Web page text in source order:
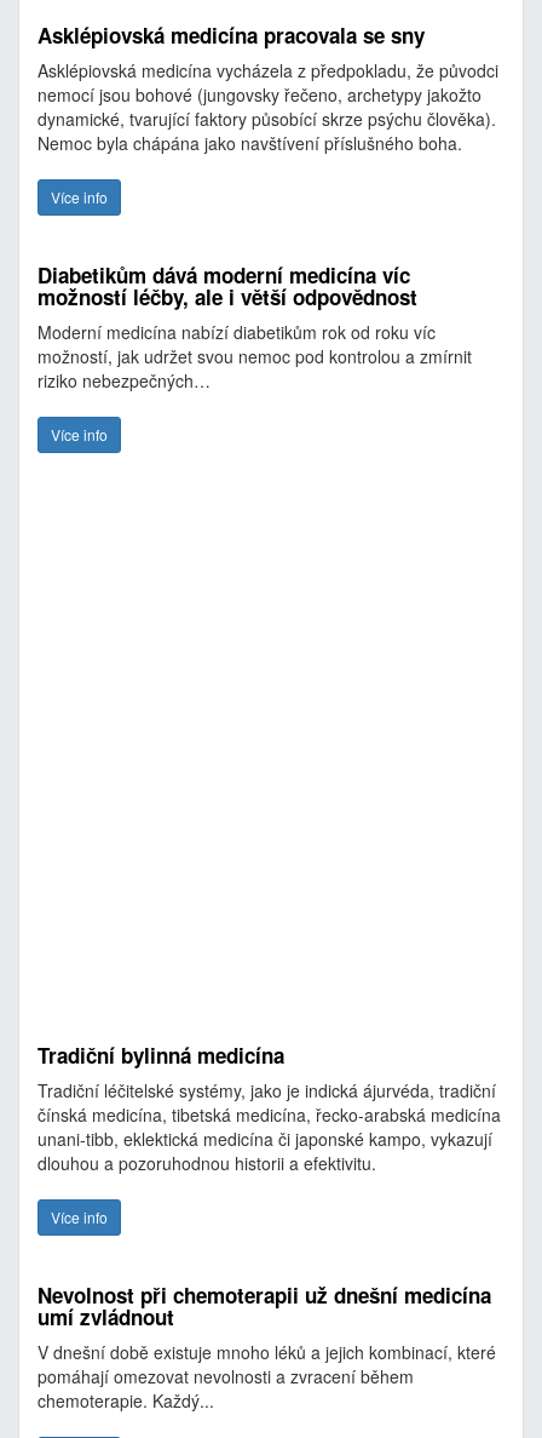
Asklépiovská medicína pracovala se sny
Asklépiovská medicína vycházela z předpokladu, že původci
nemocí jsou bohové (jungovsky řečeno, archetypy jakožto
dynamické, tvarující faktory působící skrze psýchu člověka).
Nemoc byla chápána jako navštívení příslušného boha.
Více info
Diabetikům dává moderní medicína víc
možností léčby, ale i větší odpovědnost
Moderní medicína nabízí diabetikům rok od roku víc
možností, jak udržet svou nemoc pod kontrolou a zmírnit
riziko nebezpečných…
Více info
Tradiční bylinná medicína
Tradiční léčitelské systémy, jako je indická ájurvéda, tradiční
čínská medicína, tibetská medicína, řecko-arabská medicína
unani-tibb, eklektická medicína či japonské kampo, vykazují
dlouhou a pozoruhodnou historii a efektivitu.
Více info
Nevolnost při chemoterapii už dnešní medicína
umí zvládnout
V dnešní době existuje mnoho léků a jejich kombinací, které
pomáhají omezovat nevolnosti a zvracení během
chemoterapie. Každý...